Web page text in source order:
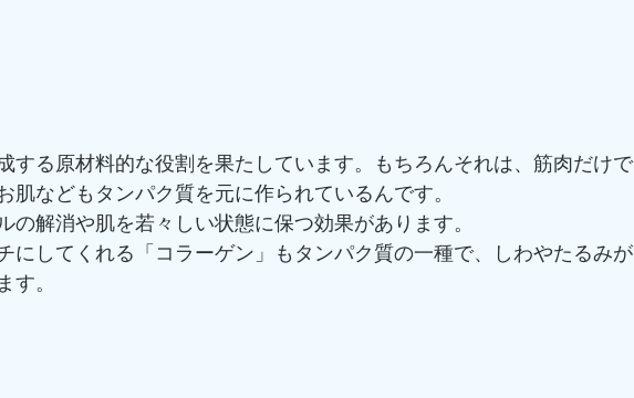
する原材料的な役割を果たしています。もちろんそれは、筋肉だけで
肌などもタンパク質を元に作られているんです。
の解消や肌を若々しい状態に保つ効果があります。
にしてくれる「コラーゲン」もタンパク質の一種で、しわやたるみが
。